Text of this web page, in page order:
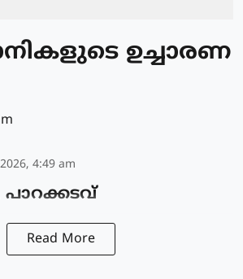
ഉച്ചാരണ
4:49 am
Read More